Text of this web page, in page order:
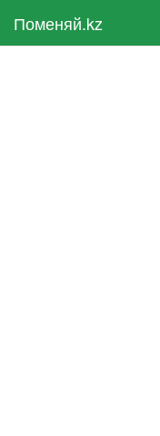
Поменяй.kz